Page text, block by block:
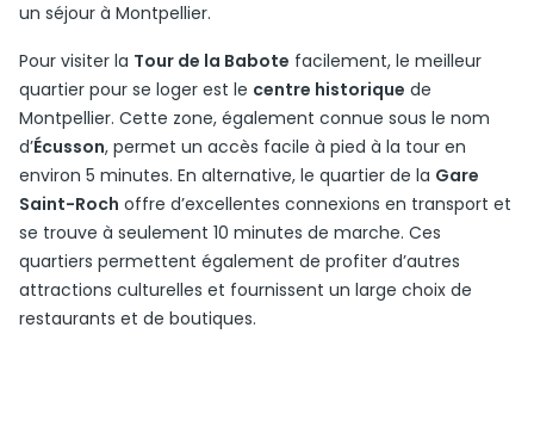
un séjour à Montpellier.
Pour visiter la Tour de la Babote facilement, le meilleur
quartier pour se loger est le centre historique de
Montpellier. Cette zone, également connue sous le nom
d’Écusson, permet un accès facile à pied à la tour en
environ 5 minutes. En alternative, le quartier de la Gare
Saint-Roch offre d’excellentes connexions en transport et
se trouve à seulement 10 minutes de marche. Ces
quartiers permettent également de profiter d’autres
attractions culturelles et fournissent un large choix de
restaurants et de boutiques.